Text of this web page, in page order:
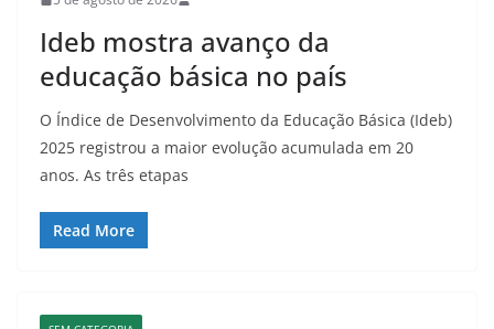
Ideb mostra avanço da
educação básica no país
O Índice de Desenvolvimento da Educação Básica (Ideb)
2025 registrou a maior evolução acumulada em 20
anos. As três etapas
Read More